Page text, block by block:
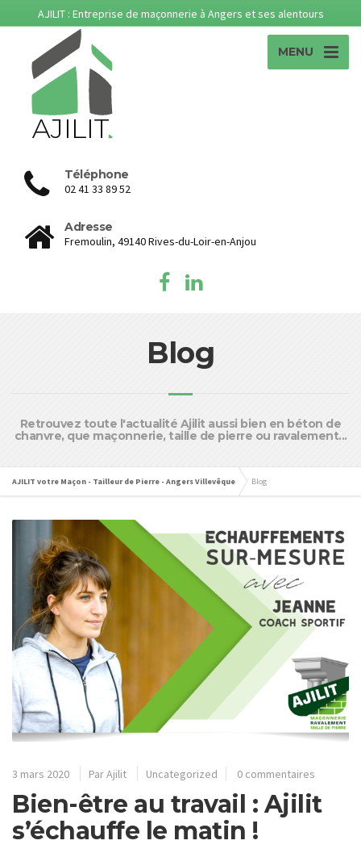
AJILIT : Entreprise de maçonnerie à Angers et ses alentours
MENU
Téléphone
02 41 33 89 52
Adresse
Fremoulin, 49140 Rives-du-Loir-en-Anjou
Blog
Retrouvez toute l'actualité Ajilit aussi bien en béton de
chanvre, que maçonnerie, taille de pierre ou ravalement...
AJILIT votre Maçon - Tailleur de Pierre - Angers Villevêque Blog
3 mars 2020 ParAjilit Uncategorized 0 commentaires
Bien-être au travail : Ajilit
s’échauffe le matin !